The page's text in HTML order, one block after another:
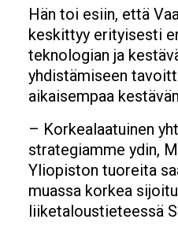
Hän toi esiin, että
keskittyy erityisesti
teknologian ja
yhdistämiseen
aikaisempaa
– Korkealaatuinen
strategiamme ydin,
Yliopiston tuoreita
muassa korkea
liiketaloustieteessä